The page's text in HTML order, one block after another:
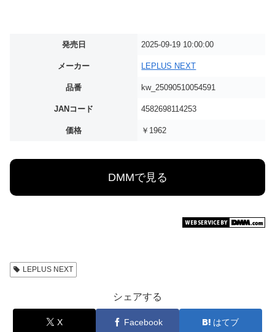
発売日 2025-09-19 10:00:00
メーカー LEPLUS NEXT
品番 kw_25090510054591
JANコード 4582698114253
価格 ￥1962
DMMで見る
LEPLUS NEXT
シェアする
X Facebook はてブ